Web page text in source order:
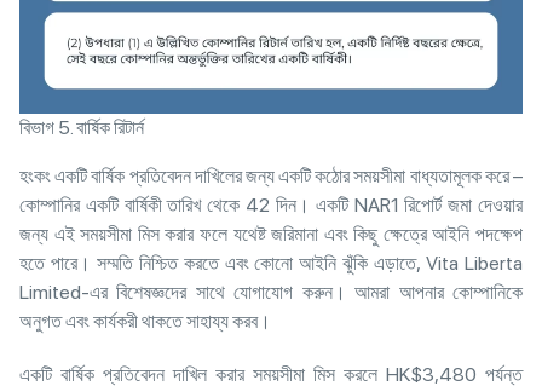
বিভাগ 5. বার্ষিক রিটার্ন
হংকং একটি বার্ষিক প্রতিবেদন দাখিলের জন্য একটি কঠোর সময়সীমা বাধ্যতামূলক করে –
কোম্পানির একটি বার্ষিকী তারিখ থেকে 42 দিন। একটি NAR1 রিপোর্ট জমা দেওয়ার
জন্য এই সময়সীমা মিস করার ফলে যথেষ্ট জরিমানা এবং কিছু ক্ষেত্রে আইনি পদক্ষেপ
হতে পারে। সম্মতি নিশ্চিত করতে এবং কোনো আইনি ঝুঁকি এড়াতে, Vita Liberta
Limited-এর বিশেষজ্ঞদের সাথে যোগাযোগ করুন। আমরা আপনার কোম্পানিকে
অনুগত এবং কার্যকরী থাকতে সাহায্য করব।
একটি বার্ষিক প্রতিবেদন দাখিল করার সময়সীমা মিস করলে HK$3,480 পর্যন্ত